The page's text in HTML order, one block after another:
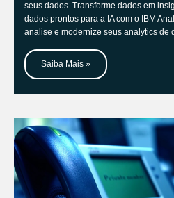
seus dados. Transforme dados em
dados prontos para a IA com o IBM
analise e modernize seus analytics de
Saiba Mais »